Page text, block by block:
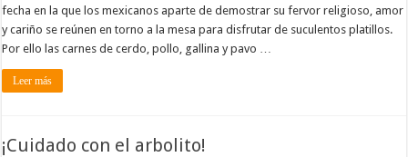
fecha en la que los mexicanos aparte de demostrar su fervor religioso, amor
y cariño se reúnen en torno a la mesa para disfrutar de suculentos platillos.
Por ello las carnes de cerdo, pollo, gallina y pavo …
Leer más
¡Cuidado con el arbolito!